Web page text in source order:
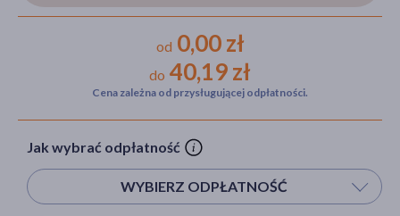
Hit
od 0,00 zł
do 40,19 zł
Cena zależna od przysługującej odpłatności.
Jak wybrać odpłatność
WYBIERZ ODPŁATNOŚĆ